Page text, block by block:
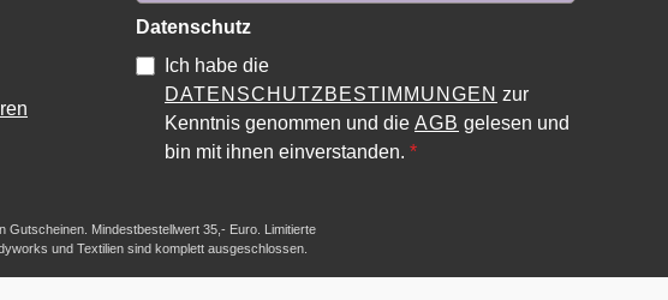
Datenschutz
Ich habe die
DATENSCHUTZBESTIMMUNGEN zur
Kenntnis genommen und die AGB gelesen und
bin mit ihnen einverstanden. *
Gutscheinen. Mindestbestellwert 35,- Euro. Limitierte
und Textilien sind komplett ausgeschlossen.